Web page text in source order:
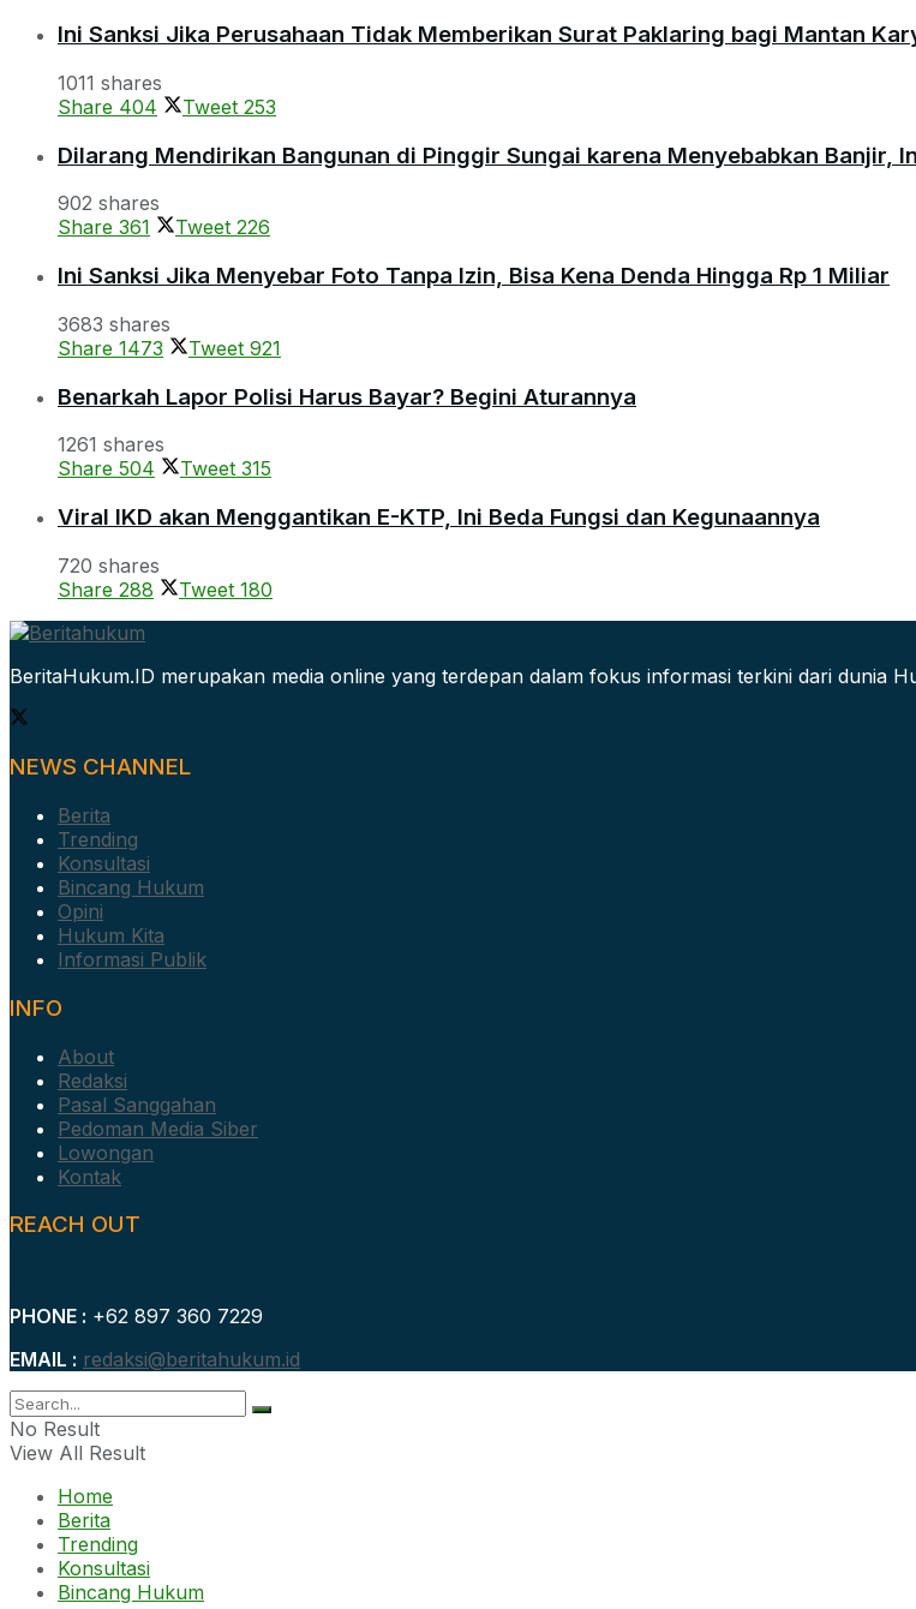
Ini Sanksi Jika Perusahaan Tidak Memberikan Surat Paklaring bagi Mantan
1011 shares
Share 404 Tweet 253
Dilarang Mendirikan Bangunan di Pinggir Sungai karena Menyebabkan Banjir,
902 shares
Share 361 Tweet 226
Ini Sanksi Jika Menyebar Foto Tanpa Izin, Bisa Kena Denda Hingga Rp 1 Miliar
3683 shares
Share 1473 Tweet 921
Benarkah Lapor Polisi Harus Bayar? Begini Aturannya
1261 shares
Share 504 Tweet 315
Viral IKD akan Menggantikan E-KTP, Ini Beda Fungsi dan Kegunaannya
720 shares
Share 288 Tweet 180
BeritaHukum.ID merupakan media online yang terdepan dalam fokus informasi terkini dari dunia
NEWS CHANNEL
Berita
Trending
Konsultasi
Bincang Hukum
Opini
Hukum Kita
Informasi Publik
INFO
About
Redaksi
Pasal Sanggahan
Pedoman Media Siber
Lowongan
Kontak
REACH OUT
PHONE : +62 897 360 7229
EMAIL : redaksi@beritahukum.id
No Result
View All Result
Home
Berita
Trending
Konsultasi
Bincang Hukum